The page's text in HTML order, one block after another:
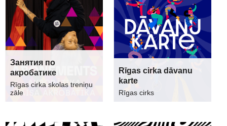
Занятия по
акробатике
Rīgas cirka skolas treniņu
zāle
Rīgas cirka dāvanu
karte
Rīgas cirks